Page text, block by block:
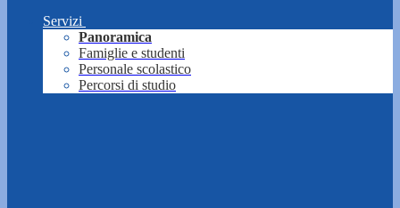
Servizi
Panoramica
Famiglie e studenti
Personale scolastico
Percorsi di studio